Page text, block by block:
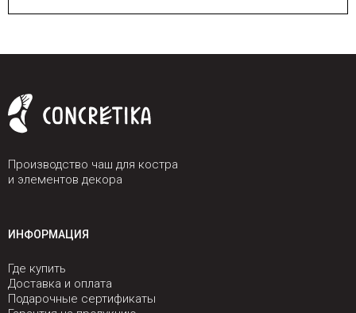
Производство чаш для костра
и элементов декора
ИНФОРМАЦИЯ
Где купить
Доставка и оплата
Подарочные сертификаты